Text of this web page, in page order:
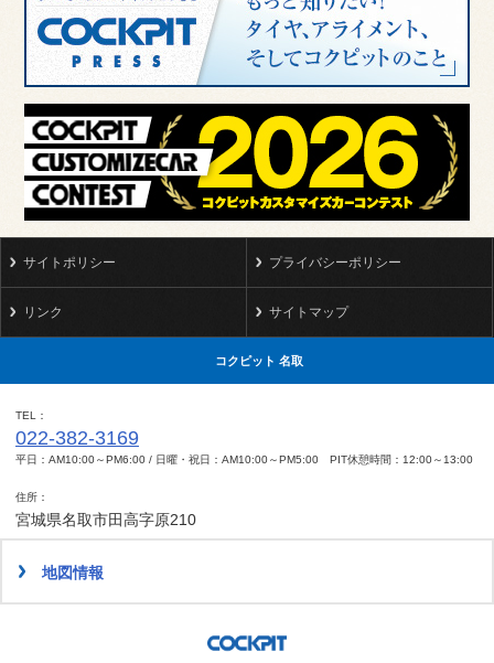
サイトポリシー プライバシーポリシー
リンク サイトマップ
コクピット 名取
TEL
022-382-3169
平日：AM10:00～PM6:00 / 日曜・祝日：AM10:00～PM5:00 PIT休憩時間：12:00～13:00
住所
宮城県名取市田高字原210
地図情報